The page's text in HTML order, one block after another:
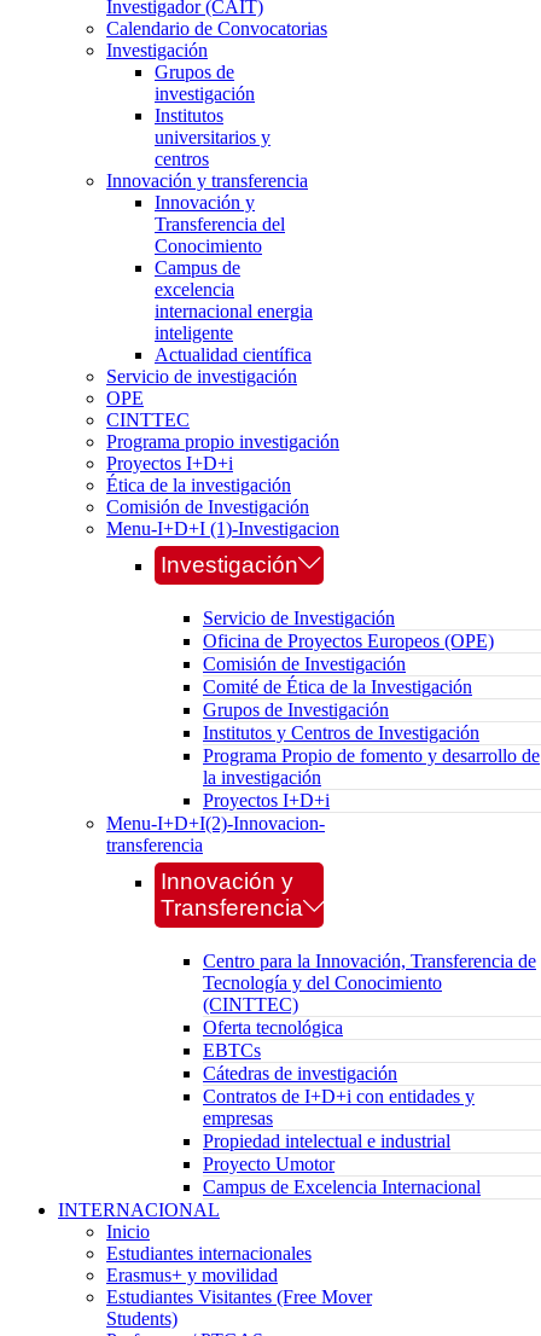
Investigador (CAIT)
Calendario de Convocatorias
Investigación
Grupos de
investigación
Institutos
universitarios y
centros
Innovación y transferencia
Innovación y
Transferencia del
Conocimiento
Campus de
excelencia
internacional energia
inteligente
Actualidad científica
Servicio de investigación
OPE
CINTTEC
Programa propio investigación
Proyectos I+D+i
Ética de la investigación
Comisión de Investigación
Menu-I+D+I (1)-Investigacion
Investigación
Servicio de Investigación
Oficina de Proyectos Europeos (OPE)
Comisión de Investigación
Comité de Ética de la Investigación
Grupos de Investigación
Institutos y Centros de Investigación
Programa Propio de fomento y desarrollo de
la investigación
Proyectos I+D+i
Menu-I+D+I(2)-Innovacion-
transferencia
Innovación y
Transferencia
Centro para la Innovación, Transferencia de
Tecnología y del Conocimiento
(CINTTEC)
Oferta tecnológica
EBTCs
Cátedras de investigación
Contratos de I+D+i con entidades y
empresas
Propiedad intelectual e industrial
Proyecto Umotor
Campus de Excelencia Internacional
INTERNACIONAL
Inicio
Estudiantes internacionales
Erasmus+ y movilidad
Estudiantes Visitantes (Free Mover
Students)